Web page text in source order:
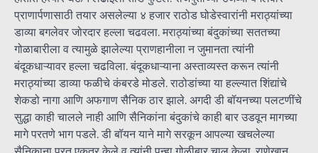
प्राणार्पणासाठी तयार असलेल्या ४ हजार राठोड घोडेस्वारांनी मराठ्यांच्या
डाव्या बगलेवर जोरदार हल्ला चढवला. मराठ्यांच्या बंदुकांच्या सततच्या
गोळाबारीला व त्यामुळे झालेल्या प्राणहानीला न जुमानता त्यांनी
बंदूकधाऱ्यावर हल्ला चढविला. बंदूकधाऱ्याना अस्ताव्यस्त करून त्यांनी
मराठ्यांच्या डाव्या फळीचे कंबरडे मोडले. राठोडांच्या या हल्ल्यात शिंद्यांचे
शेकडो नागा आणि अफगाण सैनिक ठार झाले. अगदी डी बॉयनच्या पलटणींचे
सुद्धा काही चालले नाही आणि सैनिकांना बंदुकांचे काही बार उडवून मागच्या
मागे परतणे भाग पडले. डी बॉयन याने मागे सरकून आपल्या खचलेल्या